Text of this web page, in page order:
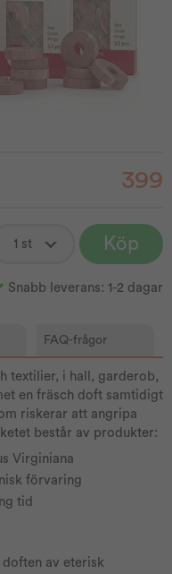
399
Köp
Snabb leverans: 1-2 dagar
FAQ-frågor
textilier, i hall, garderob,
en fräsch doft samtidigt
riskerar att angripa
består av produkter:
Virginiana
förvaring
tid
av eterisk